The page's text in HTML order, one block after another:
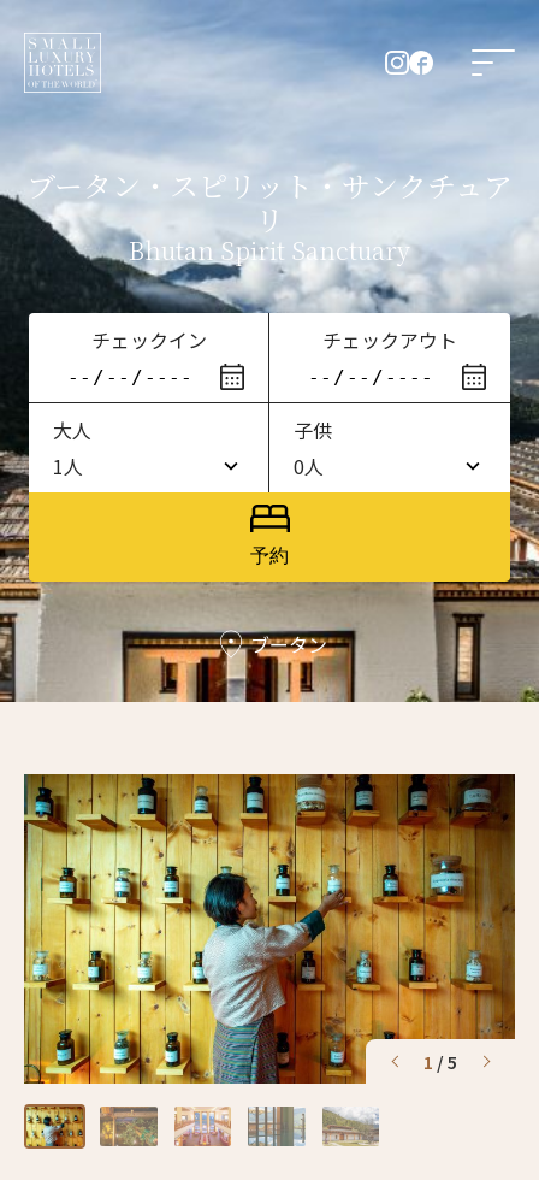
ブータン・スピリット・サンクチュア
リ
Bhutan Spirit Sanctuary
チェックイン チェックアウト
大人
1人
1人
5人
7人
8人
9人
10人
11人
12人
13人
子供
0人
0人
2人
3人
4人
6人
7人
8人
9人
10人
11人
12人
予約
ブータン
1 /5